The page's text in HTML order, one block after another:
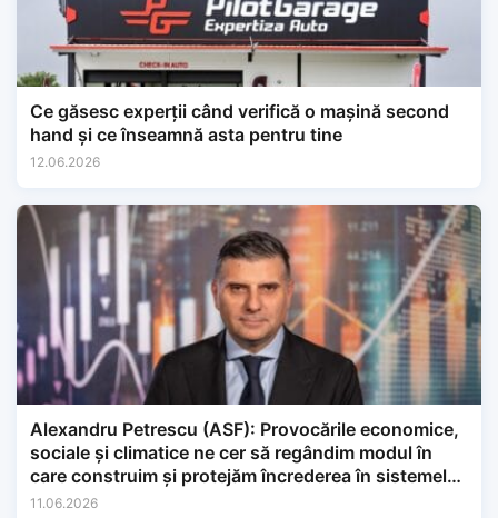
Ce găsesc experții când verifică o mașină second
hand și ce înseamnă asta pentru tine
12.06.2026
Alexandru Petrescu (ASF): Provocările economice,
sociale și climatice ne cer să regândim modul în
care construim și protejăm încrederea în sistemele
financiare.
11.06.2026